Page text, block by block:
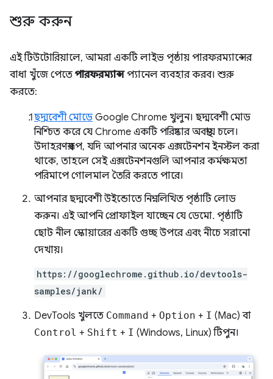
শুরু করুন
এই টিউটোরিয়ালে, আমরা একটি লাইভ পৃষ্ঠায় পারফরম্যান্সের
বাধা খুঁজে পেতে পারফরম্যান্সপ্যানেল ব্যবহার করব। শুরু
করতে:
ছদ্মবেশী মোডেGoogle Chrome খুলুন। ছদ্মবেশী মোড
নিশ্চিত করে যে Chrome একটি পরিষ্কার অবস্থায় চলে।
উদাহরণস্বরূপ, যদি আপনার অনেক এক্সটেনশন ইনস্টল করা
থাকে, তাহলে সেই এক্সটেনশনগুলি আপনার কর্মক্ষমতা
পরিমাপে গোলমাল তৈরি করতে পারে।
আপনার ছদ্মবেশী উইন্ডোতে নিম্নলিখিত পৃষ্ঠাটি লোড
করুন। এই আপনি প্রোফাইল যাচ্ছেন যে ডেমো. পৃষ্ঠাটি
ছোট নীল স্কোয়ারের একটি গুচ্ছ উপরে এবং নীচে সরানো
দেখায়।
https://googlechrome.github.io/devtools-
samples/jank/
DevTools খুলতে Command + Option + I (Mac) বা
Control + Shift + I (Windows, Linux) টিপুন।